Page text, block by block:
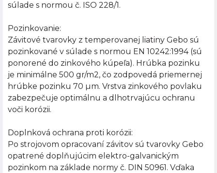
súlade s normou č. ISO 228/1.
Pozinkovanie:
Závitové tvarovky z temperovanej liatiny Gebo sú
pozinkované v súlade s normou EN 10242:1994 (sú
ponorené do zinkového kúpeľa). Hrúbka pozinku
je minimálne 500 gr/m2, čo zodpovedá priemernej
hrúbke pozinku 70 µm. Vrstva zinkového povlaku
zabezpečuje optimálnu a dlhotrvajúcu ochranu
voči korózii.
Doplnková ochrana proti korózii:
Po strojovom opracovaní závitov sú tvarovky Gebo
opatrené doplňujúcim elektro-galvanickým
pozinkom na základe normy č. DIN 50961. Vďaka